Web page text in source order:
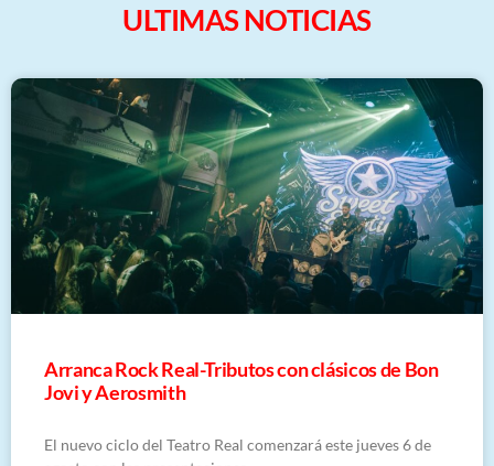
ULTIMAS NOTICIAS
Arranca Rock Real-Tributos con clásicos de Bon
Jovi y Aerosmith
El nuevo ciclo del Teatro Real comenzará este jueves 6 de